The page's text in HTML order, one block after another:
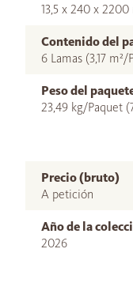
13,5 x 240 x 2200
Contenido del
6 Lamas (3,17
Peso del
23,49 kg/Paquet
Precio (bruto)
A petición
Año de la
2026